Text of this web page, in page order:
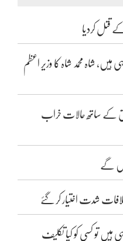
قتل کردیا
ہیں، شاہ محمد شاہ کا وزیر اعظم
کے ساتھ حالات خراب
گے
شدت اختیار کر گئے
ہیں تو کسی کو کیا تکلیف